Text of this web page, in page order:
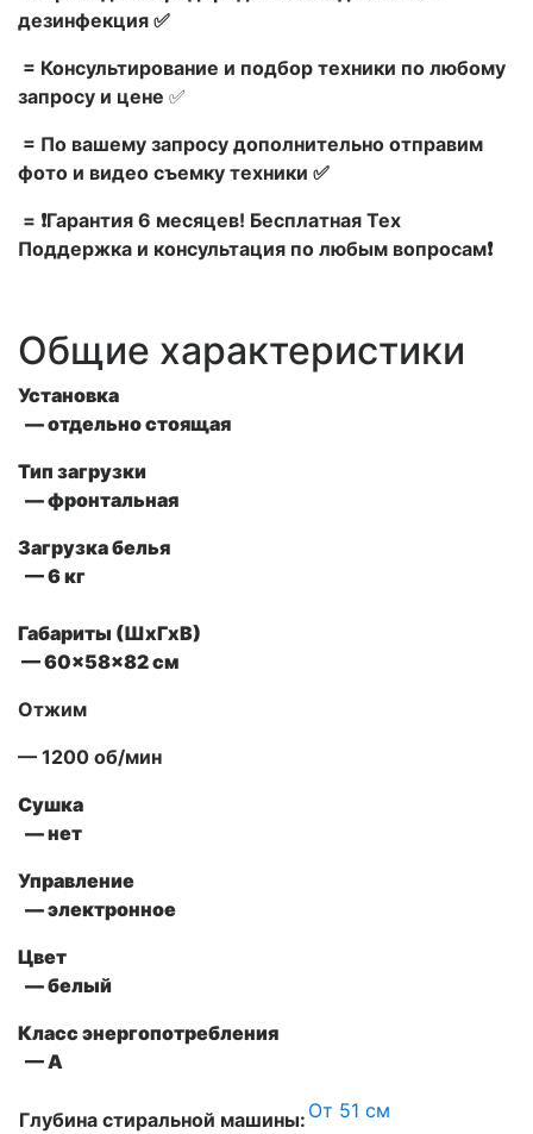
дезинфекция ✅
= Консультирование и подбор техники по любому
запросу и цене ✅
= По вашему запросу дополнительно отправим
фото и видео съемку техники ✅
= ❗Гарантия 6 месяцев! Бесплатная Тех
Поддержка и консультация по любым вопросам❗
Общие характеристики
Установка
— отдельно стоящая
Тип загрузки
— фронтальная
Загрузка белья
— 6 кг
Габариты (ШxГxВ)
— 60x58x82 см
Отжим
— 1200 об/мин
Сушка
— нет
Управление
— электронное
Цвет
— белый
Класс энергопотребления
— А
Глубина стиральной машины: От 51 см